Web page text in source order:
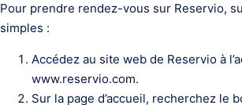
Pour prendre rendez-vous sur Reservio,
simples :
Accédez au site web de Reservio à
www.reservio.com.
Sur la page d’accueil, recherchez le